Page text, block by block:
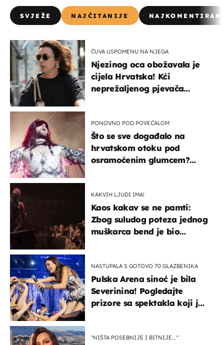
SVJEŽE NAJČITANIJE
ČUVA USPOMENU NA NJEGA
Njezinog oca obožavala je
cijela Hrvatska! Kći
neprežaljenog pjevača
PONOVNO POD POVEĆALOM
Što se sve događalo na
hrvatskom otoku pod
osramoćenim glumcem?
KAKVIH LJUDI IMA!
Kaos kakav se ne pamti:
Zbog suludog poteza jednog
muškarca bend je bio
NASTUPALA S GOTOVO 70 GLAZBENIKA
Pulska Arena sinoć je bila
Severinina! Pogledajte
prizore sa spektakla koji je
''NIŠTA POSEBNIJE I BITNIJE...''